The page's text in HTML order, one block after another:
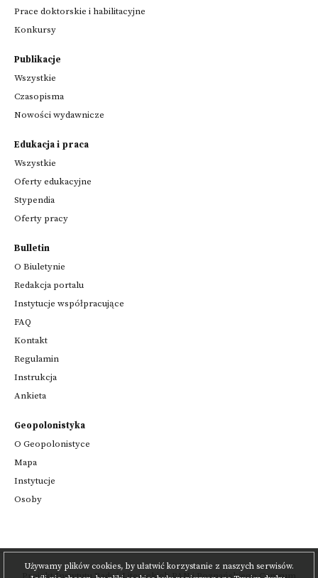
Używamy plików cookies, by ułatwić korzystanie z naszych serwisów.
Prace doktorskie i habilitacyjne
Konkursy
Publikacje
Wszystkie
Czasopisma
Nowości wydawnicze
Edukacja i praca
Wszystkie
Oferty edukacyjne
Stypendia
Oferty pracy
Bulletin
O Biuletynie
Redakcja portalu
Instytucje współpracujące
FAQ
Kontakt
Regulamin
Instrukcja
Ankieta
Geopolonistyka
O Geopolonistyce
Mapa
Instytucje
Osoby